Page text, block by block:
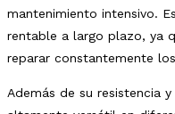
mantenimiento intensivo.
rentable a largo plazo, ya
reparar constantemente
Además de su resistencia